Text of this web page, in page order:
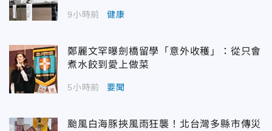
9小時前 健康
鄭麗文罕曝劍橋留學「意外收穫」：從只會
煮水餃到愛上做菜
5小時前 要聞
颱風白海豚挾風雨狂襲！北台灣多縣市傳災